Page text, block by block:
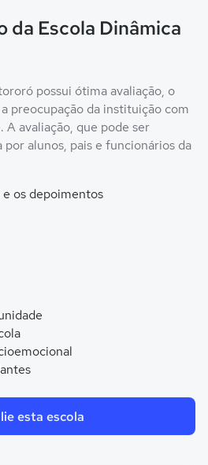
da Escola Dinâmica
possui ótima avaliação, o
preocupação da instituição com
A avaliação, que pode ser
alunos, pais e funcionários da
e os depoimentos
esta escola